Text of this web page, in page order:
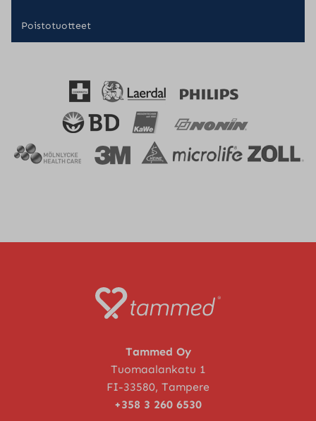
Poistotuotteet
Tammed Oy
Tuomaalankatu 1
FI-33580, Tampere
+358 3 260 6530